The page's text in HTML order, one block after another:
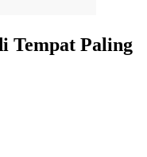
Tempat Paling